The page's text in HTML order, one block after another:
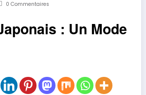
0 Commentaires
: Un Mode